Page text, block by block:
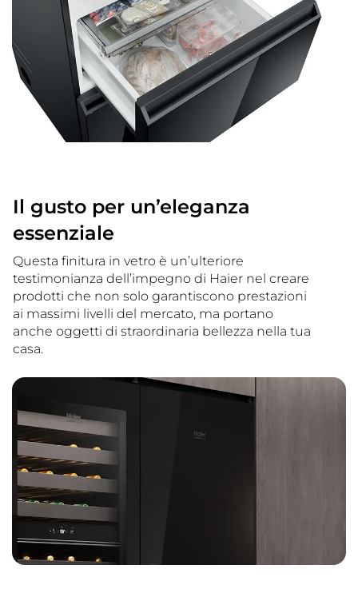
Il gusto per un’eleganza
essenziale
Questa finitura in vetro è un’ulteriore
testimonianza dell’impegno di Haier nel creare
prodotti che non solo garantiscono prestazioni
ai massimi livelli del mercato, ma portano
anche oggetti di straordinaria bellezza nella tua
casa.